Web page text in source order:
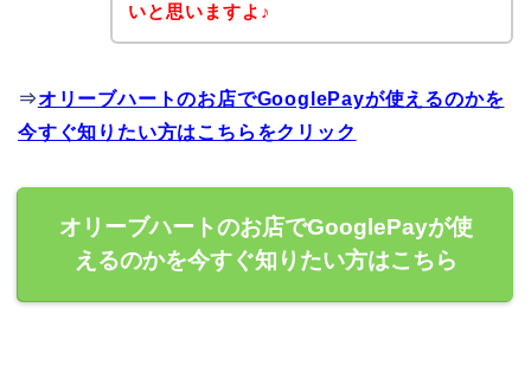
いと思いますよ♪
⇒オリーブハートのお店でGooglePayが使えるのかを
今すぐ知りたい方はこちらをクリック
オリーブハートのお店でGooglePayが使
えるのかを今すぐ知りたい方はこちら